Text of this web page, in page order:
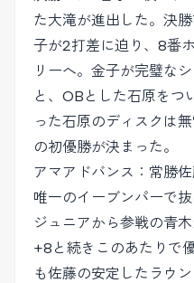
た大滝が進出した。決
子が2打差に迫り、8番
リーへ。金子が完璧な
と、OBとした石原をつ
った石原のディスクは
の初優勝が決まった。
アマアドバンス：常勝
唯一のイーブンパーで
ジュニアから参戦の青
+8と続きこのあたりで
も佐藤の安定したラウ